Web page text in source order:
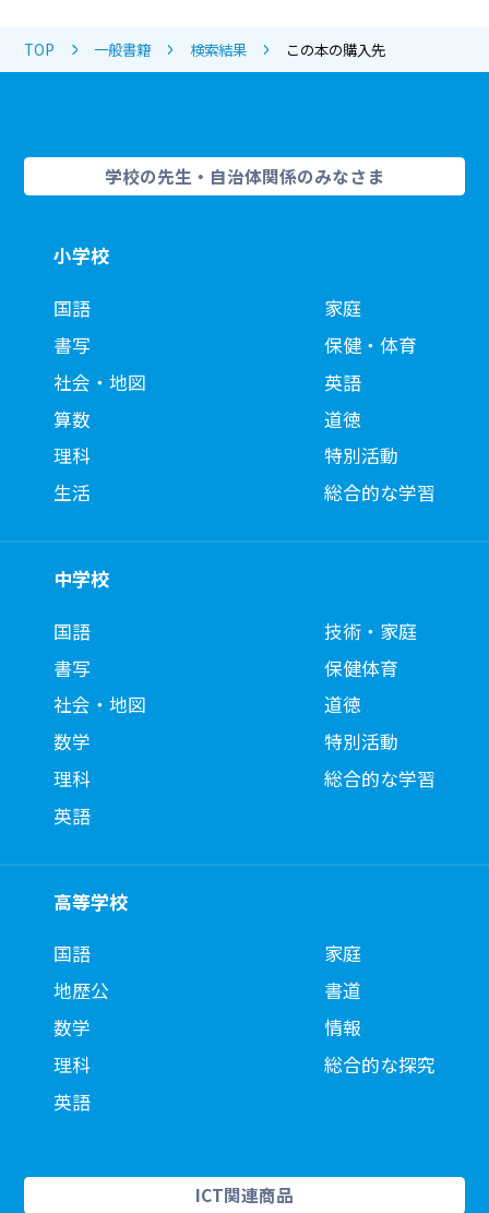
TOP 一般書籍 検索結果 この本の購入先
学校の先生・自治体関係のみなさま
小学校
国語
書写
社会・地図
算数
理科
生活
家庭
保健・体育
英語
道徳
特別活動
総合的な学習
中学校
国語
書写
社会・地図
数学
理科
英語
技術・家庭
保健体育
道徳
特別活動
総合的な学習
高等学校
国語
地歴公
数学
理科
英語
家庭
書道
情報
総合的な探究
ICT関連商品